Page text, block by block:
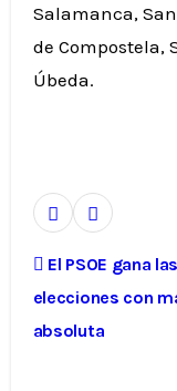
Salamanca,
de Compostela,
Úbeda.
El PSOE gana las
elecciones con
absoluta